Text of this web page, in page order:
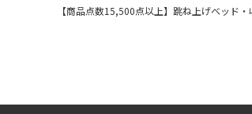
【商品点数15,500点以上】跳ね上げベッ